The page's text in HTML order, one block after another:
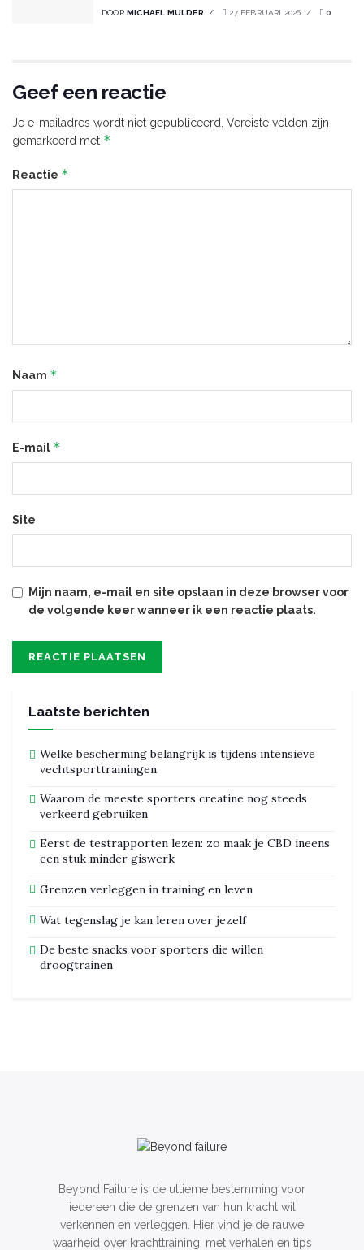
DOOR MICHAEL MULDER 27 FEBRUARI 2026 0
Geef een reactie
Je e-mailadres wordt niet gepubliceerd. Vereiste velden zijn
gemarkeerd met *
Reactie *
Naam *
E-mail *
Site
Mijn naam, e-mail en site opslaan in deze browser voor
de volgende keer wanneer ik een reactie plaats.
Laatste berichten
Welke bescherming belangrijk is tijdens intensieve
vechtsporttrainingen
Waarom de meeste sporters creatine nog steeds
verkeerd gebruiken
Eerst de testrapporten lezen: zo maak je CBD ineens
een stuk minder giswerk
Grenzen verleggen in training en leven
Wat tegenslag je kan leren over jezelf
De beste snacks voor sporters die willen
droogtrainen
Beyond Failure is de ultieme bestemming voor
iedereen die de grenzen van hun kracht wil
verkennen en verleggen. Hier vind je de rauwe
waarheid over krachttraining, met verhalen en tips